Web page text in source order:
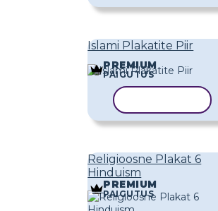
Islami Plakatite Piir
PREMIUM
PAIGUTUS
Religioosne Plakat 6
Hinduism
PREMIUM
PAIGUTUS